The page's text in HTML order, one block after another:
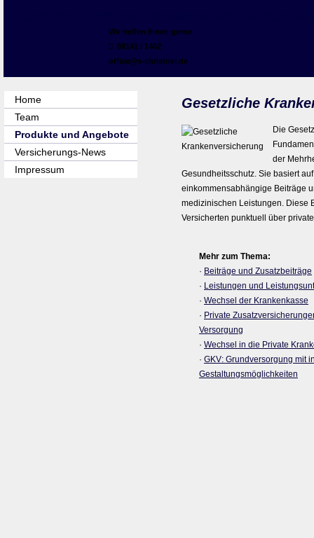
Wir helfen Ihnen gerne
08141 / 1462
office@s-christner.de
Home
Team
Produkte und Angebote
Versicherungs-News
Impressum
Gesetzliche
Die
der
Gesundheitsschutz. Sie basiert
einkommensabhängige Beiträge
medizinischen Leistungen. Diese
Versicherten punktuell über
Mehr zum Thema:
· Beiträge und Zusatzbeiträge
· Leistungen und
· Wechsel der Krankenkasse
· Private
Versorgung
· Wechsel in die Private
· GKV: Grundversorgung mit
Gestaltungsmöglichkeiten